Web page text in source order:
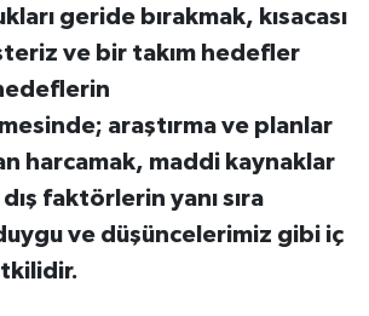
geride bırakmak, kısacası
ve bir takım hedefler
araştırma ve planlar
harcamak, maddi kaynaklar
faktörlerin yanı sıra
ve düşüncelerimiz gibi iç